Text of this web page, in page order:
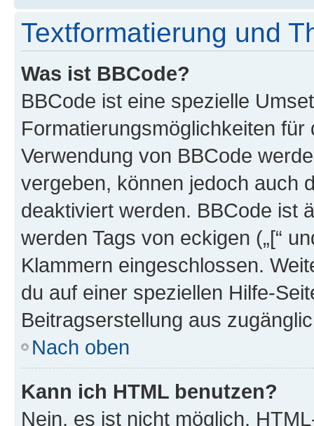
Textformatierung und
Was ist BBCode?
BBCode ist eine spezielle
Formatierungsmöglichkeiten
Verwendung von BBCode
vergeben, können jedoch auch
deaktiviert werden. BBCode ist
werden Tags von eckigen („[“
Klammern eingeschlossen.
du auf einer speziellen Hilfe-
Beitragserstellung aus
Nach oben
Kann ich HTML benutzen?
Nein, es ist nicht möglich,